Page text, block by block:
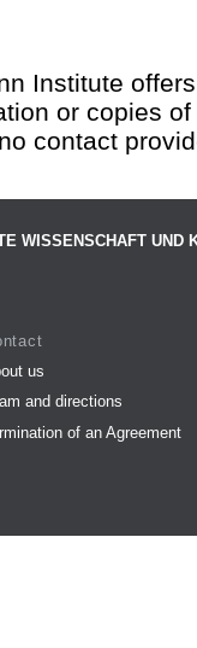
Institute
or copies
contact
WISSENSCHAFT UND
us
and directions
of an Agreement